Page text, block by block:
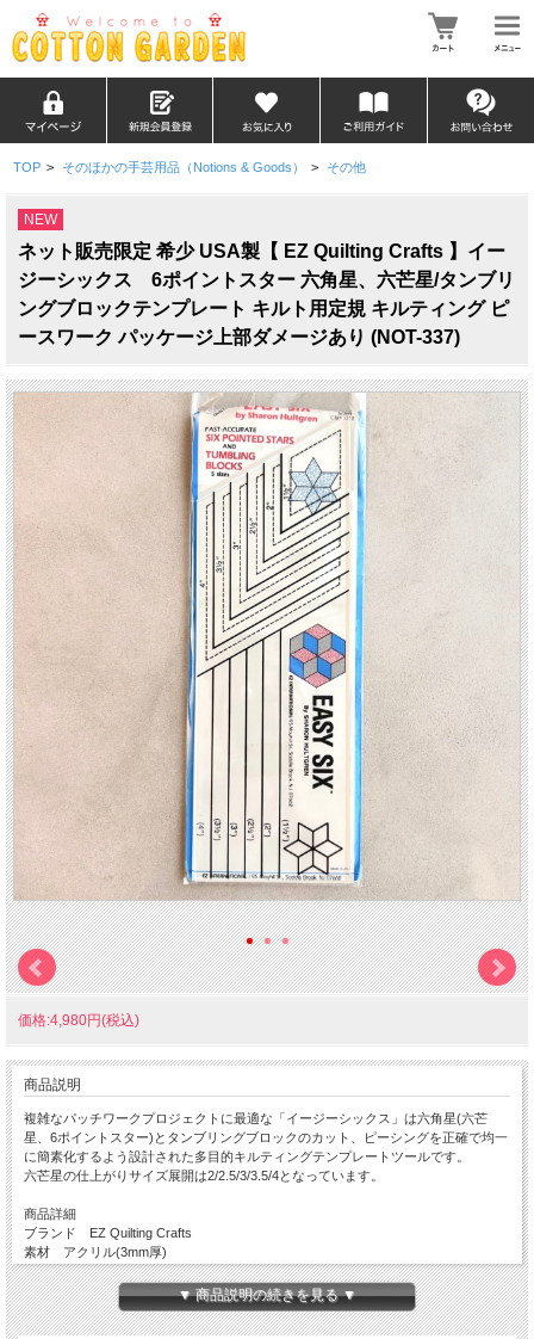
TOP > そのほかの手芸用品（Notions & Goods） > その他
NEW
ネット販売限定 希少 USA製【 EZ Quilting Crafts 】イー
ジーシックス 6ポイントスター 六角星、六芒星/タンブリ
ングブロックテンプレート キルト用定規 キルティング ピ
ースワーク パッケージ上部ダメージあり (NOT-337)
価格:4,980円(税込)
商品説明
複雑なパッチワークプロジェクトに最適な「イージーシックス」は六角星(六芒
星、6ポイントスター)とタンブリングブロックのカット、ピーシングを正確で均一
に簡素化するよう設計された多目的キルティングテンプレートツールです。
六芒星の仕上がりサイズ展開は2/2.5/3/3.5/4となっています。
商品詳細
ブランド EZ Quilting Crafts
素材 アクリル(3mm厚)
寸法 30.4cm×10cm
ご注意
実際の商品の色味に近づけて撮影しておりますが、モニターによっては現物とカラ
▼ 商品説明の続きを見る ▼